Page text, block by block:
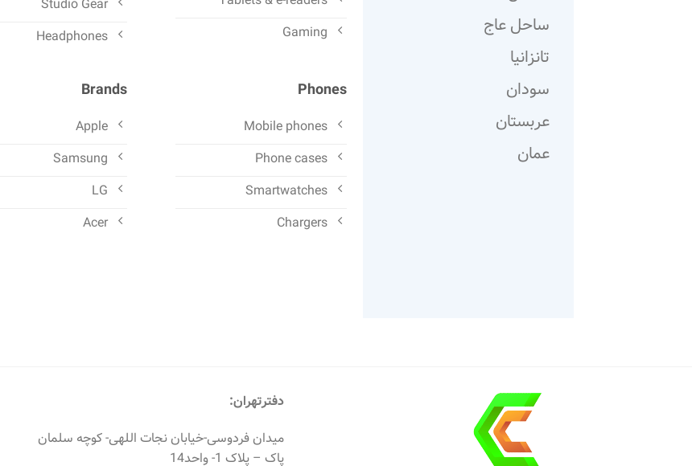
ساحل عاج
تانزانیا
سودان
عربستان
عمان
Gaming
Studio Gear
Headphones
Phones
Mobile phones
Phone cases
Smartwatches
Chargers
Brands
Apple
Samsung
LG
Acer
دفترتهران:
میدان فردوسی-خیابان نجات اللهی- کوچه سلمان
پاک – پلاک 1- واحد14